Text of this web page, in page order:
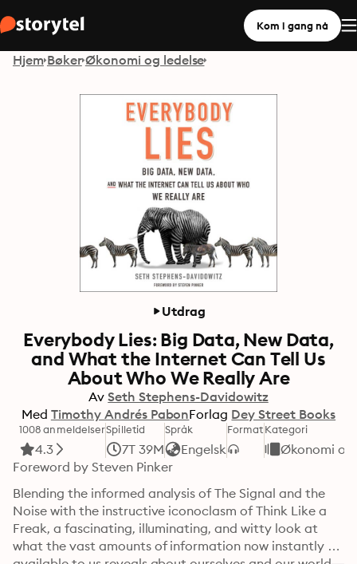
Kom i gang nå
Hjem Bøker Økonomi og ledelse
Utdrag
Everybody Lies: Big Data, New Data,
and What the Internet Can Tell Us
About Who We Really Are
Av Seth Stephens-Davidowitz
Med Timothy Andrés PabonForlag Dey Street Books
1008 anmeldelser
4.3
Spilletid
7T 39M
Språk
Engelsk
FormatKategori
Økonomi og
Foreword by Steven Pinker
Blending the informed analysis of The Signal and the
Noise with the instructive iconoclasm of Think Like a
Freak, a fascinating, illuminating, and witty look at
what the vast amounts of information now instantly